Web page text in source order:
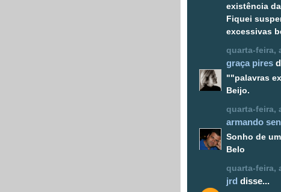
existência
Fiquei
excessivas
quarta-feira,
graça pires
""palavras
Beijo.
quarta-feira,
armando
Sonho de
Belo
quarta-feira,
jrd disse...